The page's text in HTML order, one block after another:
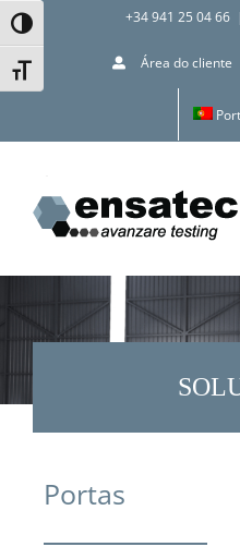
Skip
to
content
+34 941 25 04 66
Área do cliente
Toggle High Contrast
Toggle Font size
Portas